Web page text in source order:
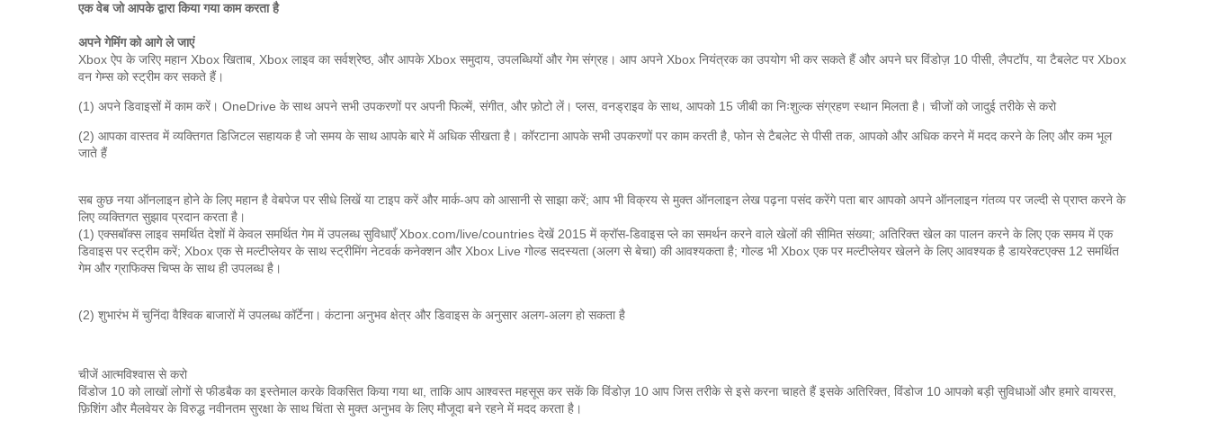
एक वेब जो आपके द्वारा किया गया काम करता है
अपने गेमिंग को आगे ले जाएं
Xbox ऐप के जरिए महान Xbox खिताब, Xbox लाइव का सर्वश्रेष्ठ, और आपके Xbox समुदाय, उपलब्धियों और गेम संग्रह। आप अपने Xbox नियंत्रक का उपयोग भी कर सकते हैं और अपने घर विंडोज़ 10 पीसी, लैपटॉप, या टैबलेट पर Xbox
वन गेम्स को स्ट्रीम कर सकते हैं।
(1) अपने डिवाइसों में काम करें। OneDrive के साथ अपने सभी उपकरणों पर अपनी फिल्में, संगीत, और फ़ोटो लें। प्लस, वनड्राइव के साथ, आपको 15 जीबी का निःशुल्क संग्रहण स्थान मिलता है। चीजों को जादुई तरीके से करो
(2) आपका वास्तव में व्यक्तिगत डिजिटल सहायक है जो समय के साथ आपके बारे में अधिक सीखता है। कॉरटाना आपके सभी उपकरणों पर काम करती है, फोन से टैबलेट से पीसी तक, आपको और अधिक करने में मदद करने के लिए और कम भूल
जाते हैं
सब कुछ नया ऑनलाइन होने के लिए महान है वेबपेज पर सीधे लिखें या टाइप करें और मार्क-अप को आसानी से साझा करें; आप भी विक्रय से मुक्त ऑनलाइन लेख पढ़ना पसंद करेंगे पता बार आपको अपने ऑनलाइन गंतव्य पर जल्दी से प्राप्त करने के
लिए व्यक्तिगत सुझाव प्रदान करता है।
(1) एक्सबॉक्स लाइव समर्थित देशों में केवल समर्थित गेम में उपलब्ध सुविधाएँ Xbox.com/live/countries देखें 2015 में क्रॉस-डिवाइस प्ले का समर्थन करने वाले खेलों की सीमित संख्या; अतिरिक्त खेल का पालन करने के लिए एक समय में एक
डिवाइस पर स्ट्रीम करें; Xbox एक से मल्टीप्लेयर के साथ स्ट्रीमिंग नेटवर्क कनेक्शन और Xbox Live गोल्ड सदस्यता (अलग से बेचा) की आवश्यकता है; गोल्ड भी Xbox एक पर मल्टीप्लेयर खेलने के लिए आवश्यक है डायरेक्टएक्स 12 समर्थित
गेम और ग्राफिक्स चिप्स के साथ ही उपलब्ध है।
(2) शुभारंभ में चुनिंदा वैश्विक बाजारों में उपलब्ध कॉर्टेना। कंटाना अनुभव क्षेत्र और डिवाइस के अनुसार अलग-अलग हो सकता है
चीजें आत्मविश्वास से करो
विंडोज 10 को लाखों लोगों से फीडबैक का इस्तेमाल करके विकसित किया गया था, ताकि आप आश्वस्त महसूस कर सकें कि विंडोज़ 10 आप जिस तरीके से इसे करना चाहते हैं इसके अतिरिक्त, विंडोज 10 आपको बड़ी सुविधाओं और हमारे वायरस,
फ़िशिंग और मैलवेयर के विरुद्ध नवीनतम सुरक्षा के साथ चिंता से मुक्त अनुभव के लिए मौजूदा बने रहने में मदद करता है।